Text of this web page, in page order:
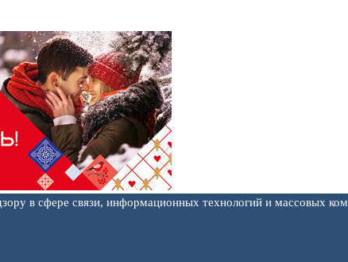
в сфере связи, информационных технологий и массовых